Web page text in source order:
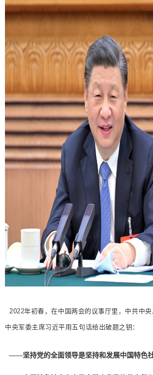
2022年初春，在中国两会的议事厅里，中共中央
中央军委主席习近平用五句话给出破题之钥：
——坚持党的全面领导是坚持和发展中国特色社